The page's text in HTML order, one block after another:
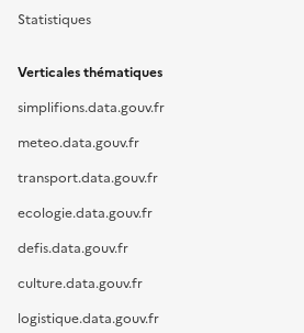
Statistiques
Verticales thématiques
simplifions.data.gouv.fr
meteo.data.gouv.fr
transport.data.gouv.fr
ecologie.data.gouv.fr
defis.data.gouv.fr
culture.data.gouv.fr
logistique.data.gouv.fr